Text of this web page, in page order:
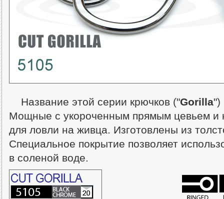
Название этой серии крючков ("Gorilla")
Мощные с укороченным прямым цевьем и
для ловли на живца. Изготовлены из
Специальное покрытие позволяет
в соленой воде.